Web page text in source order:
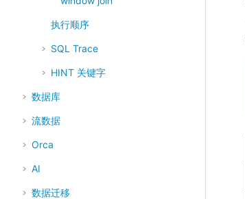
执行顺序
SQL Trace
HINT 关键字
数据库
流数据
Orca
AI
数据迁移